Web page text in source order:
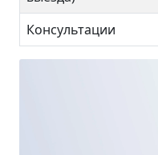
Консультации